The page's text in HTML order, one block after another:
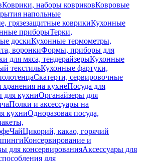
Коврики, наборы ковриковКовровые
напольные
грязезащитные коврикиКухонные
приборыТерки,
доскиКухонные термометры,
воронкиФормы, приборы для
для мяса, тендерайзерыКухонные
текстильКухонные фартуки,
Скатерти, сервировочные
хранения на кухнеПосуда для
для кухниОрганайзеры для
Полки и аксессуары на
кухниОдноразовая посуда,
ЧайЦикорий, какао, горячий
Консервирование и
для консервированияАксессуары для
для